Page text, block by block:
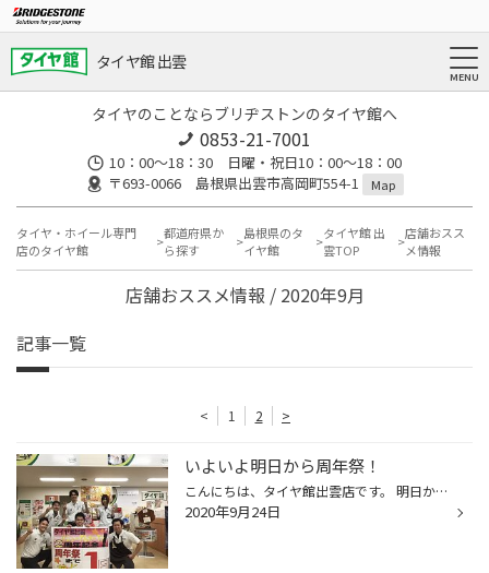
タイヤ館 出雲
タイヤのことならブリヂストンのタイヤ館へ
0853-21-7001
10：00～18：30 日曜・祝日10：00～18：00
〒693-0066 島根県出雲市高岡町554-1
Map
タイヤ・ホイール専門
店のタイヤ館
都道府県か
ら探す
島根県のタ
イヤ館
タイヤ館 出
雲TOP
店舗おスス
メ情報
店舗おススメ情報 / 2020年9月
記事一覧
< 1 2 >
いよいよ明日から周年祭！
こんにちは、タイヤ館出雲店です。 明日からいよいよ周年祭スタートです！ この３日間は何を買うにもお買い得です！ 店内、店外の展示も素晴らしい感じになってます。抽選会もお楽しみに。 皆様のご来店スタッフ一同心よりお待ちしております。
2020年9月24日